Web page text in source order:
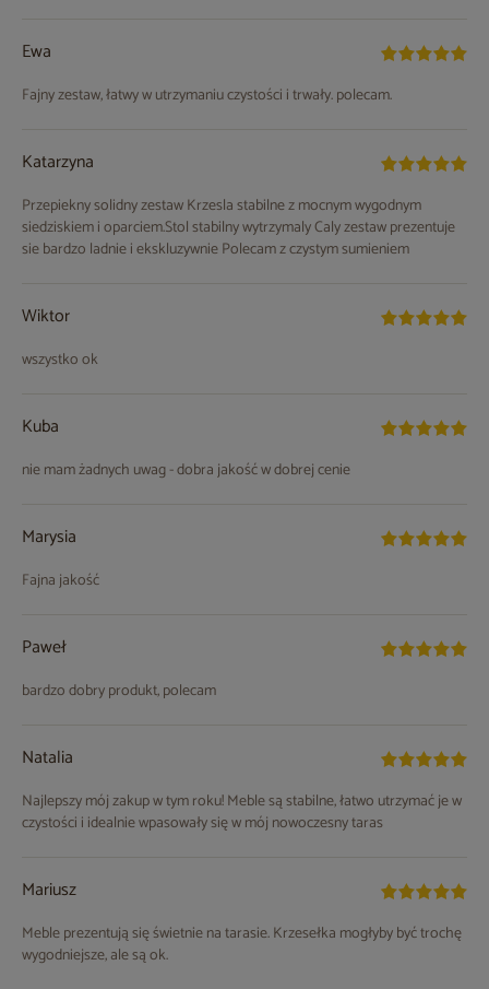
Ewa
Fajny zestaw, łatwy w utrzymaniu czystości i trwały. polecam.
Katarzyna
Przepiekny solidny zestaw Krzesla stabilne z mocnym wygodnym
siedziskiem i oparciem.Stol stabilny wytrzymaly Caly zestaw prezentuje
sie bardzo ladnie i ekskluzywnie Polecam z czystym sumieniem
Wiktor
wszystko ok
Kuba
nie mam żadnych uwag - dobra jakość w dobrej cenie
Marysia
Fajna jakość
Paweł
bardzo dobry produkt, polecam
Natalia
Najlepszy mój zakup w tym roku! Meble są stabilne, łatwo utrzymać je w
czystości i idealnie wpasowały się w mój nowoczesny taras
Mariusz
Meble prezentują się świetnie na tarasie. Krzesełka mogłyby być trochę
wygodniejsze, ale są ok.